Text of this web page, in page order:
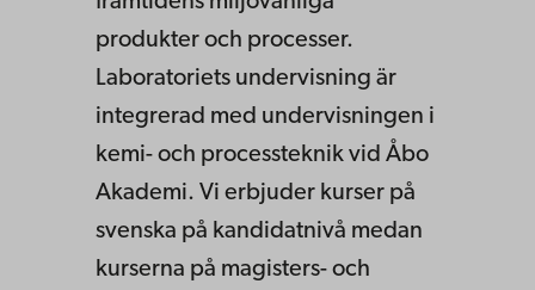
produkter och processer.
Laboratoriets undervisning är
integrerad med undervisningen i
kemi- och processteknik vid Åbo
Akademi. Vi erbjuder kurser på
svenska på kandidatnivå medan
kurserna på magisters- och